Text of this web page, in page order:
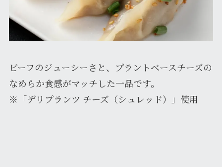
ビーフのジューシーさと、プラントベースチーズの
なめらか食感がマッチした一品です。
※「デリプランツ チーズ（シュレッド）」使用